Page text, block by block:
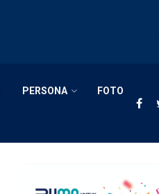
PERSONA FOTO